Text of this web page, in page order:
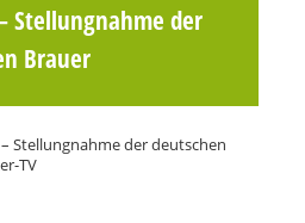
Stellungnahme der
Brauer